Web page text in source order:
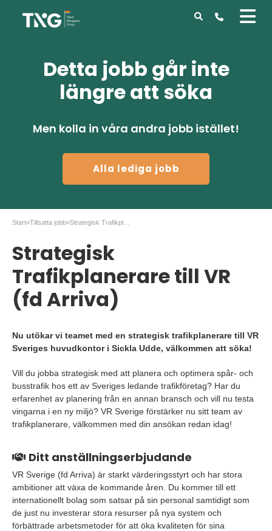
Detta jobb går inte
längre att söka
Men kolla in våra andra jobb istället!
Alla lediga jobb
Start»Tillsatta jobb»
Strategisk
Trafikplanerare till VR
(fd Arriva)
Nu utökar vi teamet med en strategisk trafikplanerare till VR
Sveriges huvudkontor i Sickla Udde, välkommen att söka!
Vill du jobba strategisk med att planera och optimera spår- och
busstrafik hos ett av Sveriges ledande trafikföretag? Har du
erfarenhet av planering från en annan bransch och vill nu testa
vingarna i en ny miljö? VR Sverige förstärker nu sitt team av
trafikplanerare, välkommen med din ansökan redan idag!
Ditt anställningserbjudande
VR Sverige (fd Arriva) är starkt värderingsstyrt och har stora
ambitioner att växa de kommande åren. Du kommer till ett
internationellt bolag som satsar på sin personal samtidigt som
de just nu investerar stora resurser på nya system och
förbättrade arbetsmetoder för att öka kvaliteten för sina